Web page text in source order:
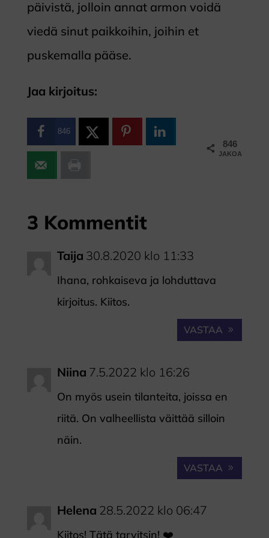
päivistä, jolloin annat armon voidä
viedä sinut paikkoihin, joihin et
puskemalla pääse.
Jaa kirjoitus:
846
JAKOA
846
3 Kommentit
Taija 30.8.2020 klo 11:33
Ihana, rohkaiseva ja lohduttava
kirjoitus. Kiitos.
VASTAA
Niina 7.5.2022 klo 16:26
On myös usein tilanteita, joissa en
riitä. On valheellista väittää silloin
näin.
VASTAA
Helena 28.5.2022 klo 06:47
Kiitos! Tätä tarvitsin! ❤️